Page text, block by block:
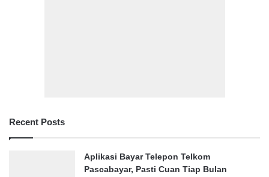
Recent Posts
Aplikasi Bayar Telepon Telkom
Pascabayar, Pasti Cuan Tiap Bulan